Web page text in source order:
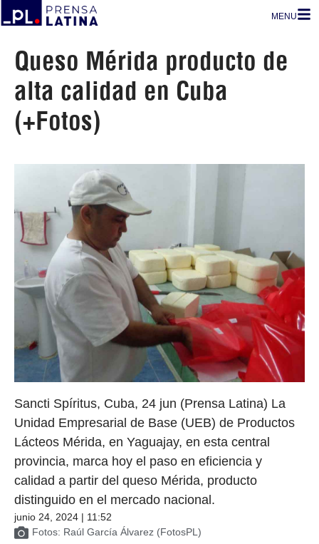
MENU
Queso Mérida producto de
alta calidad en Cuba
(+Fotos)
Sancti Spíritus, Cuba, 24 jun (Prensa Latina) La
Unidad Empresarial de Base (UEB) de Productos
Lácteos Mérida, en Yaguajay, en esta central
provincia, marca hoy el paso en eficiencia y
calidad a partir del queso Mérida, producto
distinguido en el mercado nacional.
junio 24, 2024 | 11:52
Fotos: Raúl García Álvarez (FotosPL)